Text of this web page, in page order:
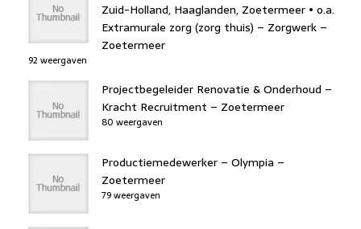
Zuid-Holland, Haaglanden, Zoetermeer • o.a.
Extramurale zorg (zorg thuis) – Zorgwerk –
Zoetermeer
92 weergaven
Projectbegeleider Renovatie & Onderhoud –
Kracht Recruitment – Zoetermeer
80 weergaven
Productiemedewerker – Olympia –
Zoetermeer
79 weergaven